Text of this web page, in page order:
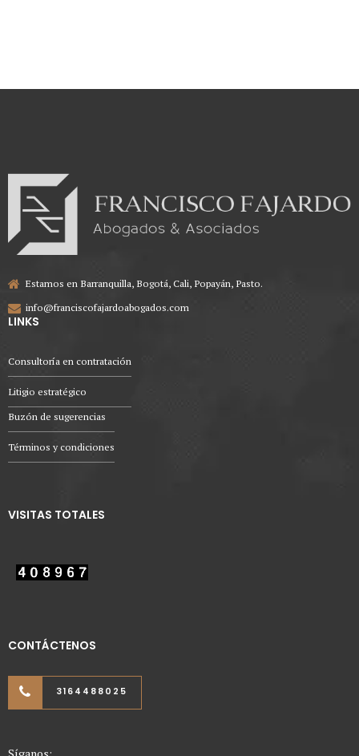
Estamos en Barranquilla, Bogotá, Cali, Popayán, Pasto.
info@franciscofajardoabogados.com
LINKS
Consultoría en contratación
Litigio estratégico
Buzón de sugerencias
Términos y condiciones
VISITAS TOTALES
CONTÁCTENOS
3164488025